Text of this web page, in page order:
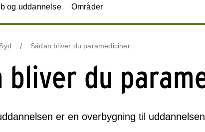
og uddannelse Områder
Sådan bliver du paramediciner
bliver du
er en overbygning til